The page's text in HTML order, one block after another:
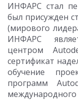
ИНФАРС стал
был присужден
(мирового
ИНФАРС
центром
сертификат
обучение
программ
международного